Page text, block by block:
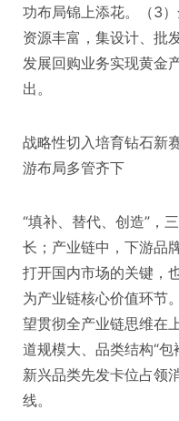
功布局锦上添花。（3
资源丰富，集设计、批
发展回购业务实现黄金
出。
战略性切入培育钻石新
游布局多管齐下
“填补、替代、创造”，
长；产业链中，下游品
打开国内市场的关键，
为产业链核心价值环节
望贯彻全产业链思维在
道规模大、品类结构“
新兴品类先发卡位占领
线。